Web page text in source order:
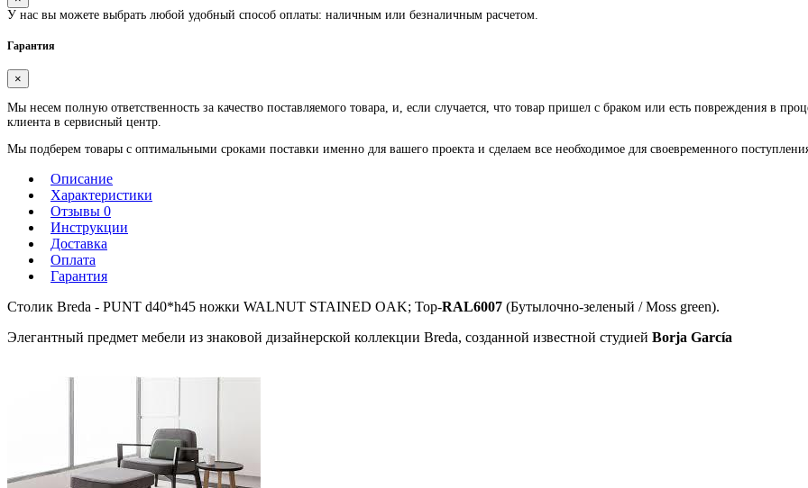
У нас вы можете выбрать любой удобный способ оплаты: наличным или безналичным расчетом.
Гарантия
×
Мы несем полную ответственность за качество поставляемого товара, и, если случается, что товар пришел с браком или есть повреждения в
клиента в сервисный центр.
Мы подберем товары с оптимальными сроками поставки именно для вашего проекта и сделаем все необходимое для своевременного
Описание
Характеристики
Отзывы 0
Инструкции
Доставка
Оплата
Гарантия
Столик Breda - PUNT d40*h45 ножки WALNUT STAINED OAK; Top-RAL6007 (Бутылочно-зеленый / Moss green).
Элегантный предмет мебели из знаковой дизайнерской коллекции Breda, созданной известной студией Borja García